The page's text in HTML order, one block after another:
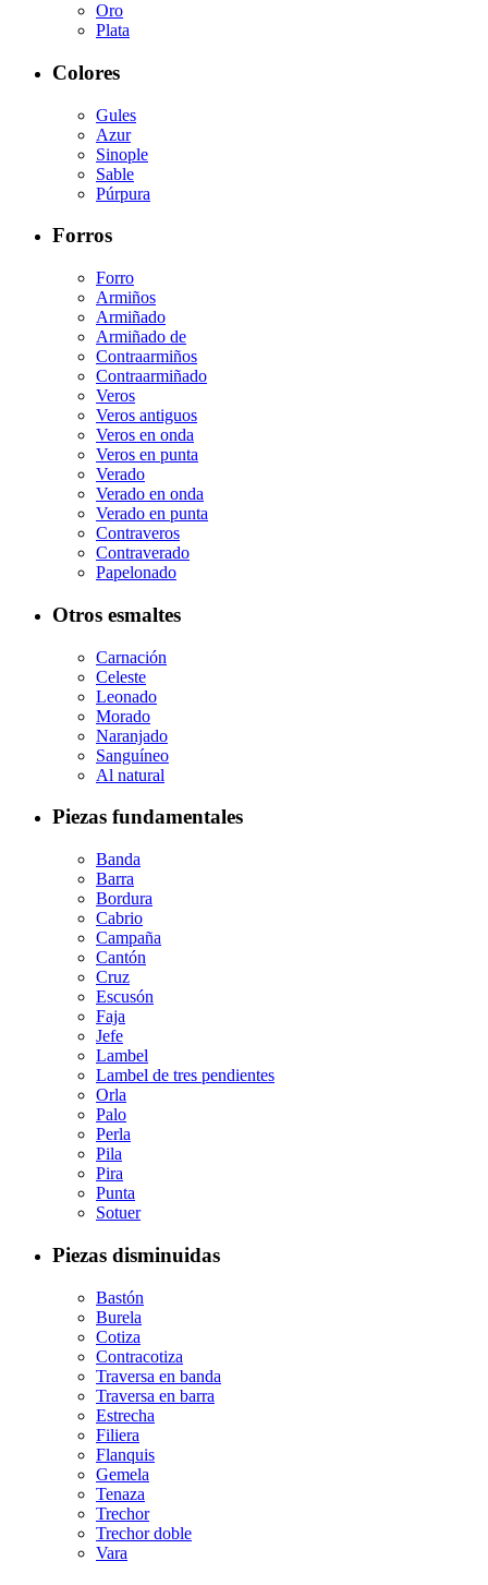
Oro
Plata
Colores
Gules
Azur
Sinople
Sable
Púrpura
Forros
Forro
Armiños
Armiñado
Armiñado de
Contraarmiños
Contraarmiñado
Veros
Veros antiguos
Veros en onda
Veros en punta
Verado
Verado en onda
Verado en punta
Contraveros
Contraverado
Papelonado
Otros esmaltes
Carnación
Celeste
Leonado
Morado
Naranjado
Sanguíneo
Al natural
Piezas fundamentales
Banda
Barra
Bordura
Cabrio
Campaña
Cantón
Cruz
Escusón
Faja
Jefe
Lambel
Lambel de tres pendientes
Orla
Palo
Perla
Pila
Pira
Punta
Sotuer
Piezas disminuidas
Bastón
Burela
Cotiza
Contracotiza
Traversa en banda
Traversa en barra
Estrecha
Filiera
Flanquis
Gemela
Tenaza
Trechor
Trechor doble
Vara